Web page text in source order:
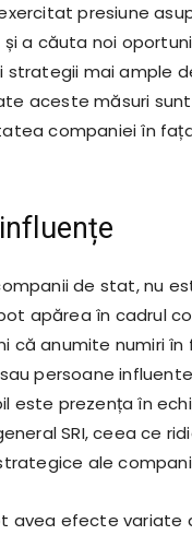
presiune
a căuta noi
strategii mai ample
aceste măsuri
companiei în
de stat, nu
apărea în cadrul
că anumite numiri
persoane
este prezența în
SRI, ceea ce
ale
avea efecte variate